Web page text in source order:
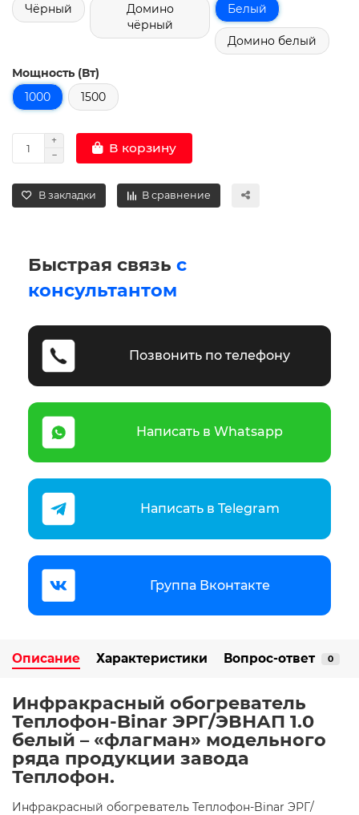
Чёрный
Домино
чёрный
Белый
Домино белый
Мощность (Вт)
1000
1500
В корзину
В закладки В сравнение
Быстрая связь с
консультантом
Позвонить по телефону
Написать в Whatsapp
Написать в Telegram
Группа Вконтакте
Описание Характеристики Вопрос-ответ 0
Инфракрасный обогреватель
Теплофон-Binar ЭРГ/ЭВНАП 1.0
белый – «флагман» модельного
ряда продукции завода
Теплофон.
Инфракрасный обогреватель Теплофон-Binar ЭРГ/